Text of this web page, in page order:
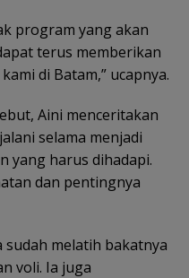
program yang akan
terus memberikan
di Batam,” ucapnya.
Aini menceritakan
selama menjadi
yang harus dihadapi.
dan pentingnya
sudah melatih bakatnya
voli. Ia juga